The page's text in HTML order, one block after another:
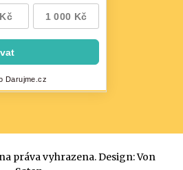
práva vyhrazena. Design:Von